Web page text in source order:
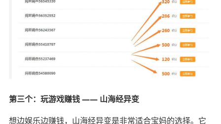
第三个：玩游戏赚钱 —— 山海经异变
想边娱乐边赚钱，山海经异变是非常适合宝妈的选择。它